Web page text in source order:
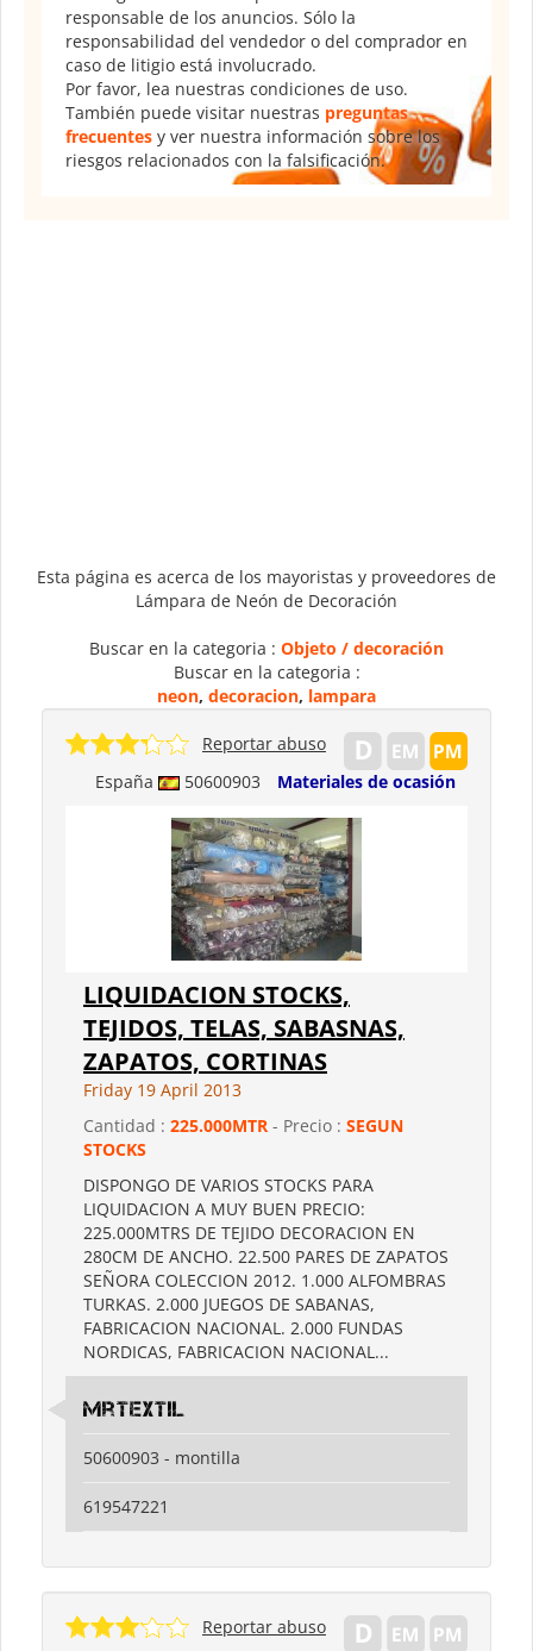
responsable de los anuncios. Sólo la
responsabilidad del vendedor o del comprador en
caso de litigio está involucrado.
Por favor, lea nuestras condiciones de uso.
También puede visitar nuestras preguntas
frecuentes y ver nuestra información sobre los
riesgos relacionados con la falsificación.
Esta página es acerca de los mayoristas y proveedores de
Lámpara de Neón de Decoración
Buscar en la categoria : Objeto / decoración
Buscar en la categoria :
neon, decoracion, lampara
España 50600903 Materiales de ocasión
Reportar abuso
LIQUIDACION STOCKS,
TEJIDOS, TELAS, SABASNAS,
ZAPATOS, CORTINAS
Friday 19 April 2013
Cantidad : 225.000MTR - Precio : SEGUN
STOCKS
DISPONGO DE VARIOS STOCKS PARA
LIQUIDACION A MUY BUEN PRECIO:
225.000MTRS DE TEJIDO DECORACION EN
280CM DE ANCHO. 22.500 PARES DE ZAPATOS
SEÑORA COLECCION 2012. 1.000 ALFOMBRAS
TURKAS. 2.000 JUEGOS DE SABANAS,
FABRICACION NACIONAL. 2.000 FUNDAS
NORDICAS, FABRICACION NACIONAL...
mrtextil
50600903 - montilla
619547221
Reportar abuso